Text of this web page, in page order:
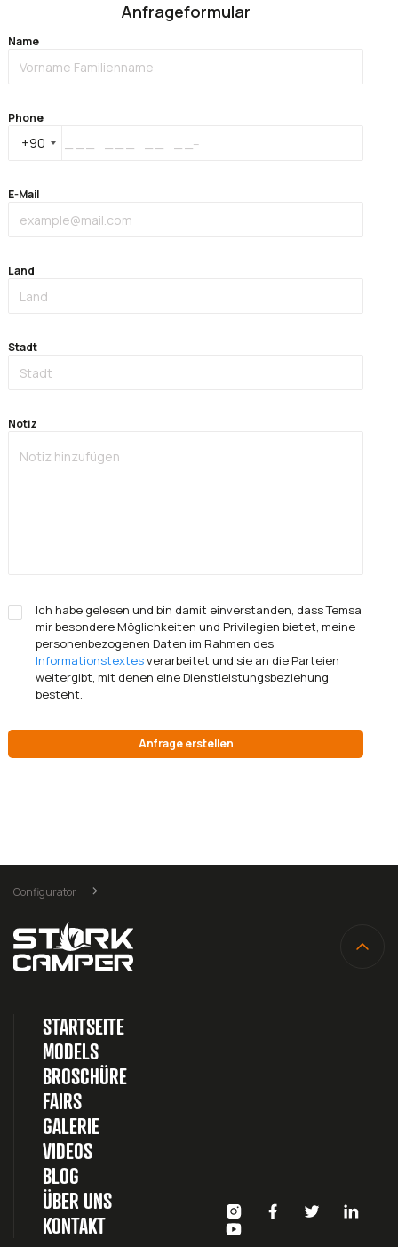
Anfrageformular
Name
Phone
+90
E-Mail
Land
Stadt
Notiz
Ich habe gelesen und bin damit einverstanden, dass Temsa
mir besondere Möglichkeiten und Privilegien bietet, meine
personenbezogenen Daten im Rahmen des
Informationstextesverarbeitet und sie an die Parteien
weitergibt, mit denen eine Dienstleistungsbeziehung
besteht.
Anfrage erstellen
Configurator
STARTSEITE
MODELS
BROSCHÜRE
FAIRS
GALERIE
VIDEOS
BLOG
ÜBER UNS
KONTAKT